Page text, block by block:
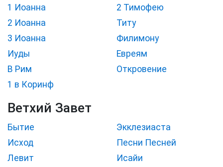
1 Иоанна
2 Иоанна
3 Иоанна
Иуды
В Рим
1 в Коринф
2 Тимофею
Титу
Филимону
Евреям
Откровение
Ветхий Завет
Бытие
Исход
Левит
Экклезиаста
Песни Песней
Исайи